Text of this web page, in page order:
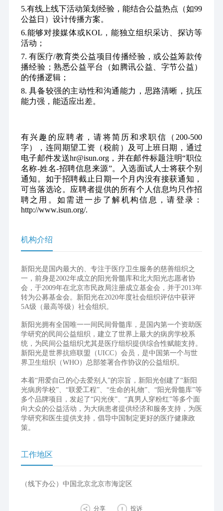
5.有线上线下活动策划经验，能结合公益热点（如99
公益日）设计传播方案。
6.能够对接媒体或KOL，能独立组织采访、探访等
活动；
7. 有医疗/教育类公益项目传播经验，或公益筹款传
播经验；熟悉公益平台（如腾讯公益、字节公益）
的传播逻辑；
8. 具备较强的主动性和沟通能力，思路清晰，抗压
能力强，能适应出差。
有兴趣的应聘者，请将简历和求职信（200-500
字），连同期望工资（税前）及可上班日期，通过
电子邮件发送hr@isun.org，并在邮件标题注明“职位
名称-姓名-招聘信息来源”。入选面试人士将获个别
通知。如于招聘截止日期一个月内没有接获通知，
可当落选论。应聘者提供的所有个人信息均只作招
聘之用。如需进一步了解机构信息，请登录：
http://www.isun.org/.
机构介绍
新阳光是国内最大的、专注于医疗卫生服务的慈善组织之
一，前身是2002年成立的阳光骨髓库和北大阳光志愿者协
会，于2009年在北京市民政局注册成立基金会，并于2013年
转为公募基金会。新阳光在2020年度社会组织评估中获评
5A级（最高等级）社会组织。
新阳光拥有全国唯一一间民间骨髓库，是国内第一个资助医
学研究的民间公益组织，建立了世界上最大的病房学校系
统，为民间公益组织尤其是医疗组织提供综合性赋能支持。
新阳光是世界抗癌联盟（UICC）会员，是中国第一个与世
界卫生组织（WHO）总部签署合作协议的公益组织。
本着“用爱自己的心去爱别人”的宗旨，新阳光创建了“新阳
光病房学校”、“联爱工程”、“生命的礼物”、“阳光骨髓库”等
多个品牌项目，发起了“闪光侠”、“真男人穿粉红”等多个面
向大众的公益活动，为大病患者提供经济和服务支持，为医
学研究和医生提供支持，倡导中国制定更好的医疗健康政
策。
工作地区
（线下办公）中国北京北京市海淀区
分享 投诉